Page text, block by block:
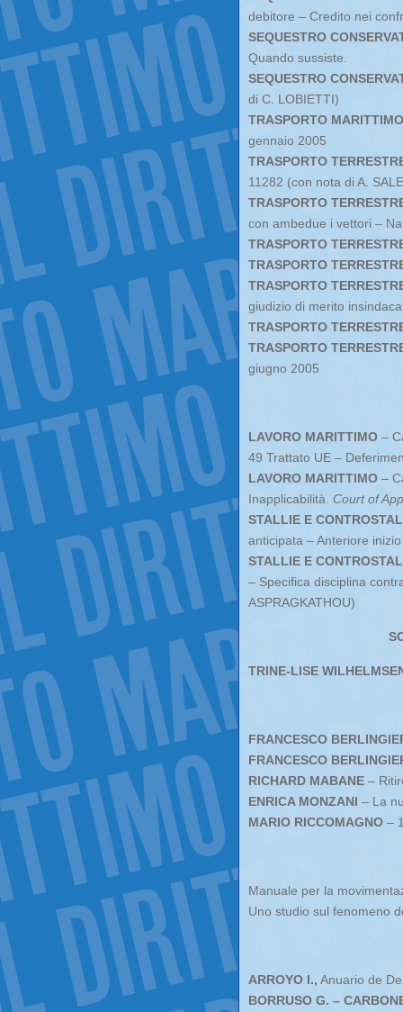
debitore – Credito nei
SEQUESTRO
Quando sussiste.
SEQUESTRO
di C. LOBIETTI)
TRASPORTO MARITTIMO
gennaio 2005
TRASPORTO
11282 (con nota di A.
TRASPORTO
con ambedue i vettori –
TRASPORTO
TRASPORTO
TRASPORTO
giudizio di merito
TRASPORTO
TRASPORTO
giugno 2005
LAVORO MARITTIMO –
49 Trattato UE –
LAVORO MARITTIMO –
Inapplicabilità. Court of
STALLIE E
anticipata – Anteriore
STALLIE E
– Specifica disciplina
ASPRAGKATHOU)
TRINE-LISE
FRANCESCO
FRANCESCO
RICHARD MABANE –
ENRICA MONZANI – La
MARIO RICCOMAGNO –
Manuale per la
Uno studio sul fenomeno
ARROYO I., Anuario de
BORRUSO G. –